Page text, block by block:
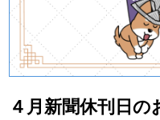
４月新聞休刊日の